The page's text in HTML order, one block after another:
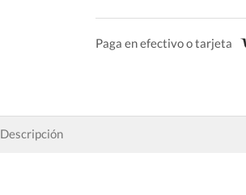
Paga en efectivo o tarjeta
Descripción